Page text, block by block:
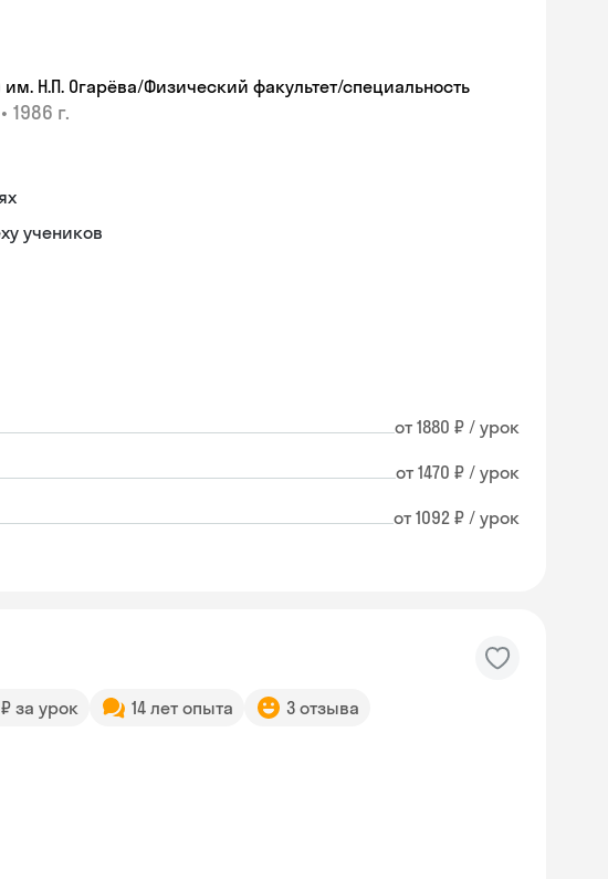
Н.П. Огарёва/Физический факультет/специальность
• 1986 г.
учеников
от 1880 ₽ / урок
от 1470 ₽ / урок
от 1092 ₽ / урок
за урок 14 лет опыта 3 отзыва